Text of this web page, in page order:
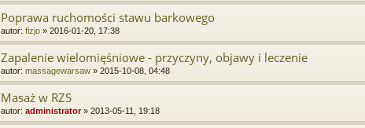
Poprawa ruchomości stawu barkowego
autor: fizjo » 2016-01-20, 17:38
Zapalenie wielomięśniowe - przyczyny, objawy i leczenie
autor: massagewarsaw » 2015-10-08, 04:48
Masaż w RZS
autor: administrator» 2013-05-11, 19:18